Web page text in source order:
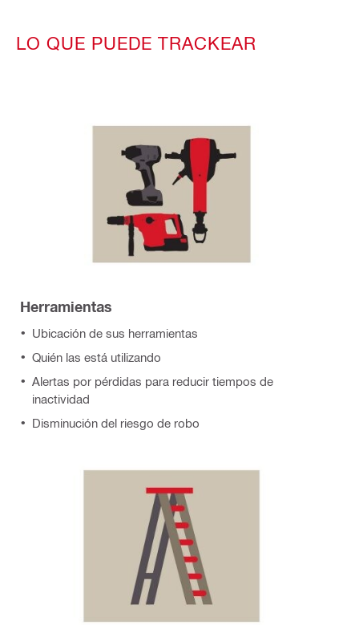
LO QUE PUEDE TRACKEAR
Herramientas
Ubicación de sus herramientas
Quién las está utilizando
Alertas por pérdidas para reducir tiempos de
inactividad
Disminución del riesgo de robo